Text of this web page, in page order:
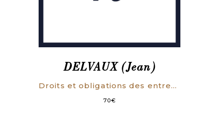
DELVAUX (Jean)
Droits et obligations des entrepreneurs de travaux. Étude de doctrine et de jurisprudence sur les relations des entrepreneurs avec les propriétaires, architectes, sous-traitants, ouvriers, voisins, etc.
70€